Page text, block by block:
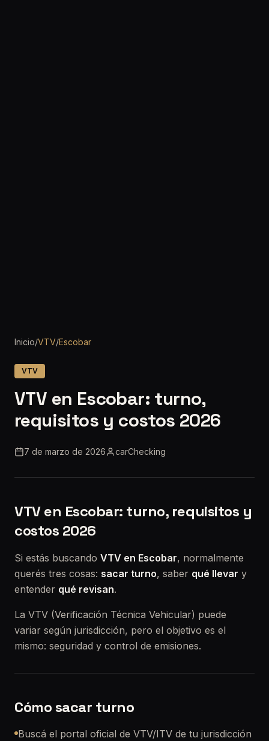
Inicio/VTV/Escobar
VTV
VTV en Escobar: turno,
requisitos y costos 2026
7 de marzo de 2026 carChecking
VTV en Escobar: turno, requisitos y
costos 2026
Si estás buscando VTV en Escobar, normalmente
querés tres cosas: sacar turno, saber qué llevar y
entender qué revisan.
La VTV (Verificación Técnica Vehicular) puede
variar según jurisdicción, pero el objetivo es el
mismo: seguridad y control de emisiones.
Cómo sacar turno
Buscá el portal oficial de VTV/ITV de tu jurisdicción